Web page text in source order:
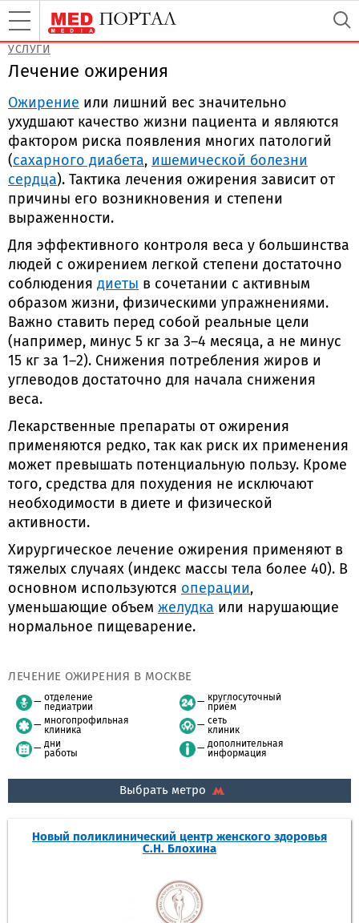
УСЛУГИ
Лечение ожирения
Ожирение или лишний вес значительно
ухудшают качество жизни пациента и являются
фактором риска появления многих патологий
(сахарного диабета, ишемической болезни
сердца). Тактика лечения ожирения зависит от
причины его возникновения и степени
выраженности.
Для эффективного контроля веса у большинства
людей с ожирением легкой степени достаточно
соблюдения диеты в сочетании с активным
образом жизни, физическими упражнениями.
Важно ставить перед собой реальные цели
(например, минус 5 кг за 3–4 месяца, а не минус
15 кг за 1–2). Снижения потребления жиров и
углеводов достаточно для начала снижения
веса.
Лекарственные препараты от ожирения
применяются редко, так как риск их применения
может превышать потенциальную пользу. Кроме
того, средства для похудения не исключают
необходимости в диете и физической
активности.
Хирургическое лечение ожирения применяют в
тяжелых случаях (индекс массы тела более 40). В
основном используются операции,
уменьшающие объем желудка или нарушающие
нормальное пищеварение.
ЛЕЧЕНИЕ ОЖИРЕНИЯ В МОСКВЕ
отделение
педиатрии
многопрофильная
клиника
дни
работы
круглосуточный
приём
сеть
клиник
дополнительная
информация
Выбрать метро
Новый поликлинический центр женского здоровья
С.Н. Блохина